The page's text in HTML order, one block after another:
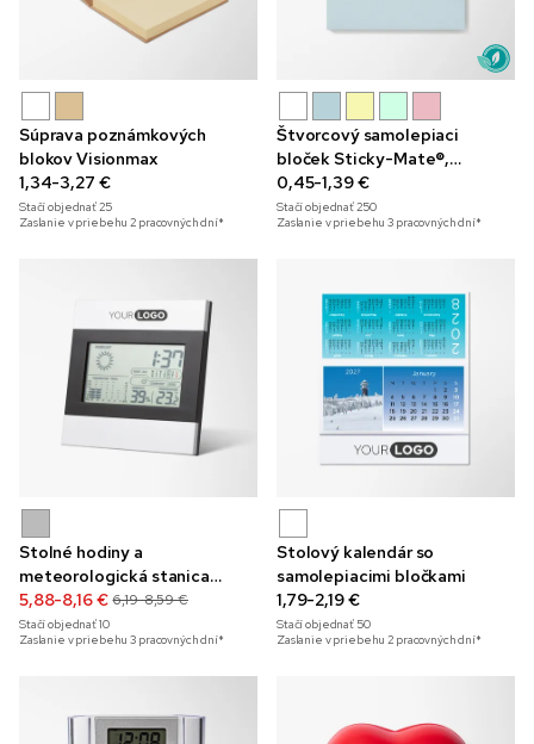
Súprava poznámkových
blokov Visionmax
1,34-3,27 €
Stačí objednať25
Zaslanie v priebehu 2 pracovných dní*
Štvorcový samolepiaci
bloček Sticky-Mate®,
50 lístkov
0,45-1,39 €
Stačí objednať250
Zaslanie v priebehu 3 pracovných dní*
Stolné hodiny a
meteorologická stanica
Ripper
5,88-8,16 € 6,19-8,59 €
Stačí objednať10
Zaslanie v priebehu 3 pracovných dní*
Stolový kalendár so
samolepiacimi bločkami
1,79-2,19 €
Stačí objednať 50
Zaslanie v priebehu 2 pracovných dní*